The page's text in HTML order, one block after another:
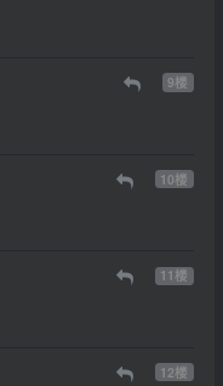
9楼
10楼
11 楼
12楼